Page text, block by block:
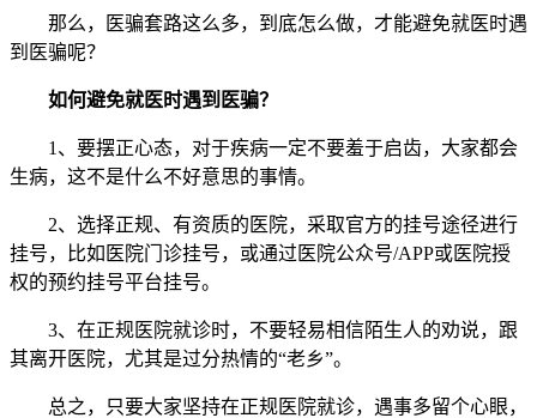
那么，医骗套路这么多，到底怎么做，才能避免就医时遇
到医骗呢？
如何避免就医时遇到医骗？
1、要摆正心态，对于疾病一定不要羞于启齿，大家都会
生病，这不是什么不好意思的事情。
2、选择正规、有资质的医院，采取官方的挂号途径进行
挂号，比如医院门诊挂号，或通过医院公众号/APP或医院授
权的预约挂号平台挂号。
3、在正规医院就诊时，不要轻易相信陌生人的劝说，跟
其离开医院，尤其是过分热情的“老乡”。
总之，只要大家坚持在正规医院就诊，遇事多留个心眼，